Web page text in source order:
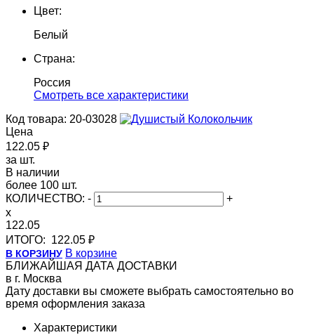
Цвет:
Белый
Страна:
Россия
Cмотреть все характеристики
Код товара: 20-03028
Цена
122.05 ₽
за шт.
В наличии
более 100 шт.
КОЛИЧЕСТВО: -
+
x
122.05
ИТОГО: 122.05 ₽
В КОРЗИНУ В корзине
БЛИЖАЙШАЯ ДАТА ДОСТАВКИ
в г. Москва
Дату доставки вы сможете выбрать самостоятельно во
время оформления заказа
Характеристики